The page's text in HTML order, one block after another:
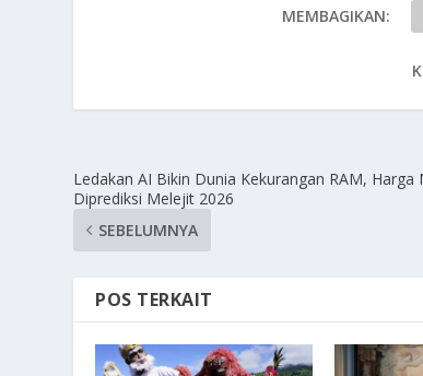
MEMBAGIKAN:
Ledakan AI Bikin Dunia Kekurangan RAM, Harga
Diprediksi Melejit 2026
SEBELUMNYA
POS TERKAIT